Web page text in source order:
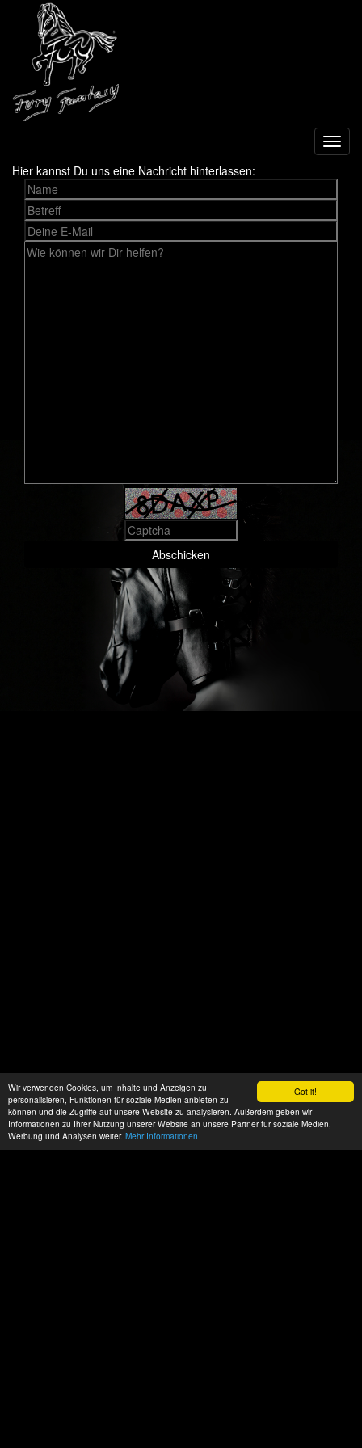
Got it!
Wir verwenden Cookies, um Inhalte und Anzeigen zu
personalisieren, Funktionen für soziale Medien anbieten zu
können und die Zugriffe auf unsere Website zu analysieren. Außerdem geben wir
Informationen zu Ihrer Nutzung unserer Website an unsere Partner für soziale Medien,
Werbung und Analysen weiter. Mehr Informationen
Hier kannst Du uns eine Nachricht hinterlassen: